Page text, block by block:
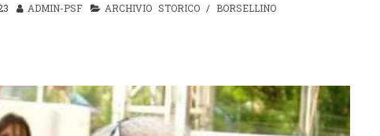
ADMIN-PSF ARCHIVIO STORICO / BORSELLINO